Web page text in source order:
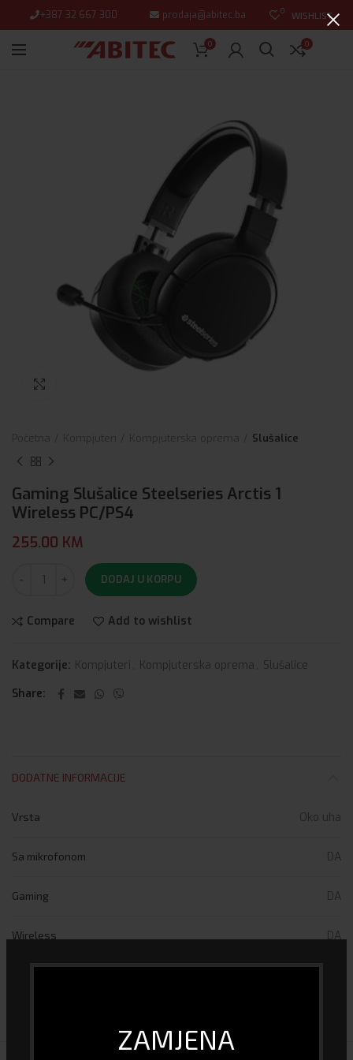
ZAMJENA
+387 32 667 300 prodaja@abitec.ba 0 WISHLIST
0 0
Slušalice
Gaming Slušalice Steelseries Arctis 1
Wireless PC/PS4
255.00 KM
DODAJ U KORPU
Compare Add to wishlist
Kategorije: Kompjuteri , Kompjuterska oprema , Slušalice
Share
DODATNE INFORMACIJE
Vrsta Oko uha
Sa mikrofonom DA
Gaming DA
Wireless DA